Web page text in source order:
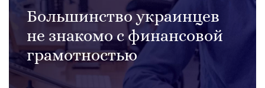
Большинство украинцев
не знакомо с финансовой
грамотностью